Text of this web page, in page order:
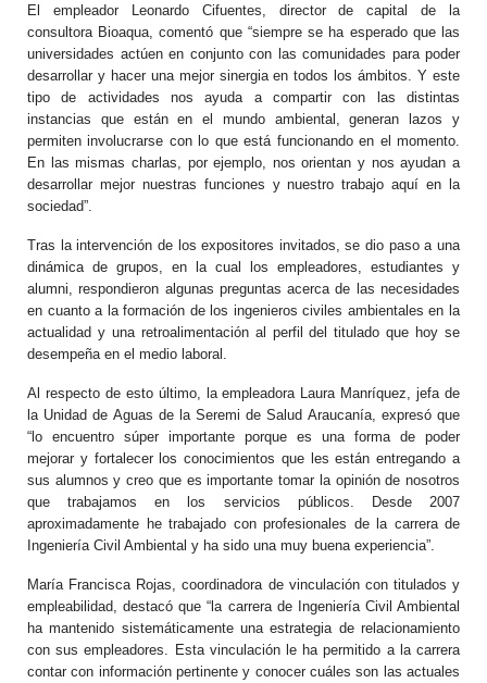
El empleador Leonardo Cifuentes, director de capital de la
consultora Bioaqua, comentó que “siempre se ha esperado que las
universidades actúen en conjunto con las comunidades para poder
desarrollar y hacer una mejor sinergia en todos los ámbitos. Y este
tipo de actividades nos ayuda a compartir con las distintas
instancias que están en el mundo ambiental, generan lazos y
permiten involucrarse con lo que está funcionando en el momento.
En las mismas charlas, por ejemplo, nos orientan y nos ayudan a
desarrollar mejor nuestras funciones y nuestro trabajo aquí en la
sociedad”.
Tras la intervención de los expositores invitados, se dio paso a una
dinámica de grupos, en la cual los empleadores, estudiantes y
alumni, respondieron algunas preguntas acerca de las necesidades
en cuanto a la formación de los ingenieros civiles ambientales en la
actualidad y una retroalimentación al perfil del titulado que hoy se
desempeña en el medio laboral.
Al respecto de esto último, la empleadora Laura Manríquez, jefa de
la Unidad de Aguas de la Seremi de Salud Araucanía, expresó que
“lo encuentro súper importante porque es una forma de poder
mejorar y fortalecer los conocimientos que les están entregando a
sus alumnos y creo que es importante tomar la opinión de nosotros
que trabajamos en los servicios públicos. Desde 2007
aproximadamente he trabajado con profesionales de la carrera de
Ingeniería Civil Ambiental y ha sido una muy buena experiencia”.
María Francisca Rojas, coordinadora de vinculación con titulados y
empleabilidad, destacó que “la carrera de Ingeniería Civil Ambiental
ha mantenido sistemáticamente una estrategia de relacionamiento
con sus empleadores. Esta vinculación le ha permitido a la carrera
contar con información pertinente y conocer cuáles son las actuales